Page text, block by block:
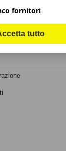
fornitori
tutto